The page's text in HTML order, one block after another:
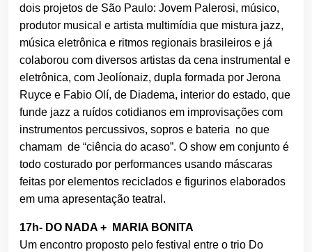
dois projetos de São Paulo: Jovem Palerosi, músico,
produtor musical e artista multimídia que mistura jazz,
música eletrônica e ritmos regionais brasileiros e já
colaborou com diversos artistas da cena instrumental e
eletrônica, com Jeolíonaiz, dupla formada por Jerona
Ruyce e Fabio Olí, de Diadema, interior do estado, que
funde jazz a ruídos cotidianos em improvisações com
instrumentos percussivos, sopros e bateria no que
chamam de “ciência do acaso”. O show em conjunto é
todo costurado por performances usando máscaras
feitas por elementos reciclados e figurinos elaborados
em uma apresentação teatral.
17h- DO NADA + MARIA BONITA
Um encontro proposto pelo festival entre o trio Do